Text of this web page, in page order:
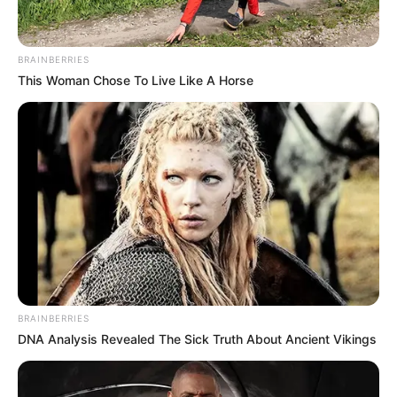
Lageplan als größere Karte zeigen.
Deutschlandweit Veranstaltung kostenlos
eintragen:
BRAINBERRIES
This Woman Chose To Live Like A Horse
BRAINBERRIES
DNA Analysis Revealed The Sick Truth About Ancient Vikings